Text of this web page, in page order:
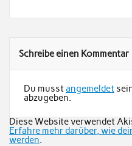
Schreibe einen Kommentar
Du musstangemeldet
abzugeben.
Diese Website verwendet
Erfahre mehr darüber, wie
werden